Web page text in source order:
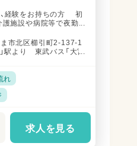
経験をお持ちの方 初
施設や病院等で夜勤
市北区櫛引町2-137-1
駅より 東武バス「大宮
れ
求人を見る